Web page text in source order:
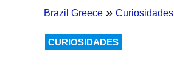
Brazil Greece » Curiosidades
CURIOSIDADES